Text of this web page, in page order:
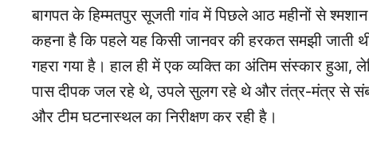
बागपत के हिम्मतपुर सूजती गांव में पिछले आठ महीनों से
कहना है कि पहले यह किसी जानवर की हरकत समझी जाती
गहरा गया है। हाल ही में एक व्यक्ति का अंतिम संस्कार हुआ,
पास दीपक जल रहे थे, उपले सुलग रहे थे और तंत्र-मंत्र से
और टीम घटनास्थल का निरीक्षण कर रही है।